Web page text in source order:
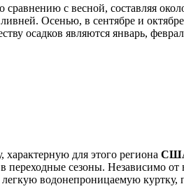
сравнению с весной, составляя
Осенью, в сентябре и
осадков являются январь,
для этого региона
переходные сезоны. Независимо от
легкую водонепроницаемую